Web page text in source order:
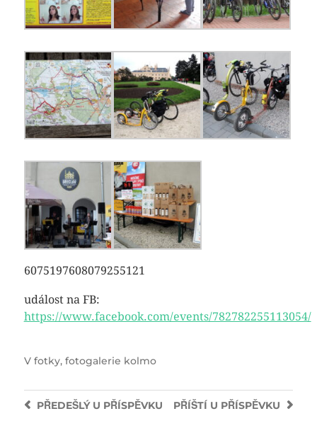
6075197608079255121
událost na FB:
https://www.facebook.com/events/782782255113054/
V fotky, fotogalerie kolmo
PŘÍŠTÍ U PŘÍSPĚVKU
PŘEDEŠLÝU PŘÍSPĚVKU